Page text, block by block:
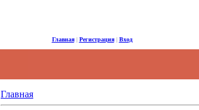
Главная| Регистрация| Вход
Главная